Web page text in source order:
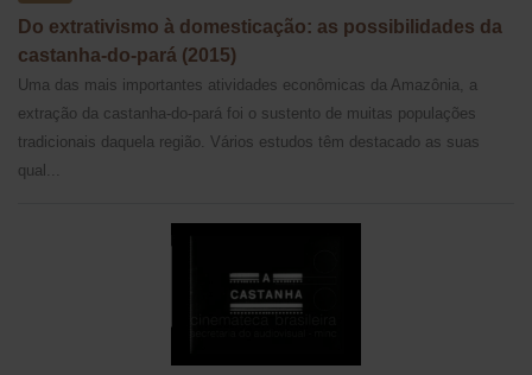
Do extrativismo à domesticação: as possibilidades da
castanha-do-pará (2015)
Uma das mais importantes atividades econômicas da Amazônia, a
extração da castanha-do-pará foi o sustento de muitas populações
tradicionais daquela região. Vários estudos têm destacado as suas
qual...